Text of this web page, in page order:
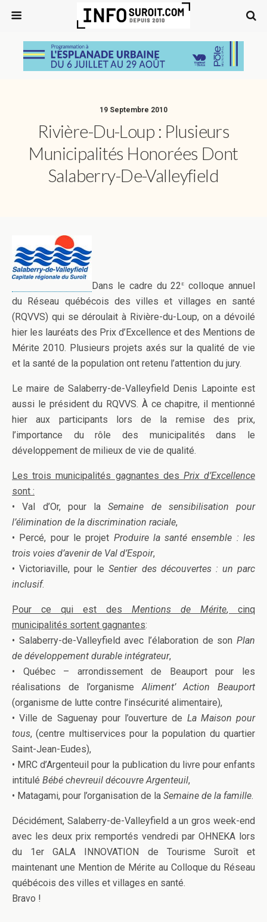
19 Septembre 2010
Rivière-Du-Loup : Plusieurs
Municipalités Honorées Dont
Salaberry-De-Valleyfield
Dans le cadre du 22e colloque annuel
du Réseau québécois des villes et villages en santé
(RQVVS) qui se déroulait à Rivière-du-Loup, on a dévoilé
hier les lauréats des Prix d’Excellence et des Mentions de
Mérite 2010. Plusieurs projets axés sur la qualité de vie
et la santé de la population ont retenu l’attention du jury.
Le maire de Salaberry-de-Valleyfield Denis Lapointe est
aussi le président du RQVVS. À ce chapitre, il mentionné
hier aux participants lors de la remise des prix,
l’importance du rôle des municipalités dans le
développement de milieux de vie de qualité.
Les trois municipalités gagnantes des Prix d’Excellence
sont :
• Val d’Or, pour laSemaine de sensibilisation pour
l’élimination de la discrimination raciale,
• Percé, pour le projet Produire la santé ensemble : les
trois voies d’avenir de Val d’Espoir,
• Victoriaville, pour leSentier des découvertes : un parc
inclusif.
Pour ce qui est des Mentions de Mérite, cinq
municipalités sortent gagnantes:
• Salaberry-de-Valleyfield avec l’élaboration de son Plan
de développement durable intégrateur,
• Québec – arrondissement de Beauport pour les
réalisations de l’organismeAliment’ Action Beauport
(organisme de lutte contre l’insécurité alimentaire),
• Ville de Saguenay pour l’ouverture de La Maison pour
tous, (centre multiservices pour la population du quartier
Saint-Jean-Eudes),
• MRC d’Argenteuil pour la publication du livre pour enfants
intitulé Bébé chevreuil découvre Argenteuil,
• Matagami, pour l’organisation de la Semaine de la famille.
Décidément, Salaberry-de-Valleyfield a un gros week-end
avec les deux prix remportés vendredi par OHNEKA lors
du 1er GALA INNOVATION de Tourisme Suroît et
maintenant une Mention de Mérite au Colloque du Réseau
québécois des villes et villages en santé.
Bravo !